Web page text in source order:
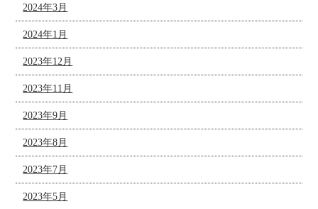
2024年3月
2024年1月
2023年12月
2023年11月
2023年9月
2023年8月
2023年7月
2023年5月